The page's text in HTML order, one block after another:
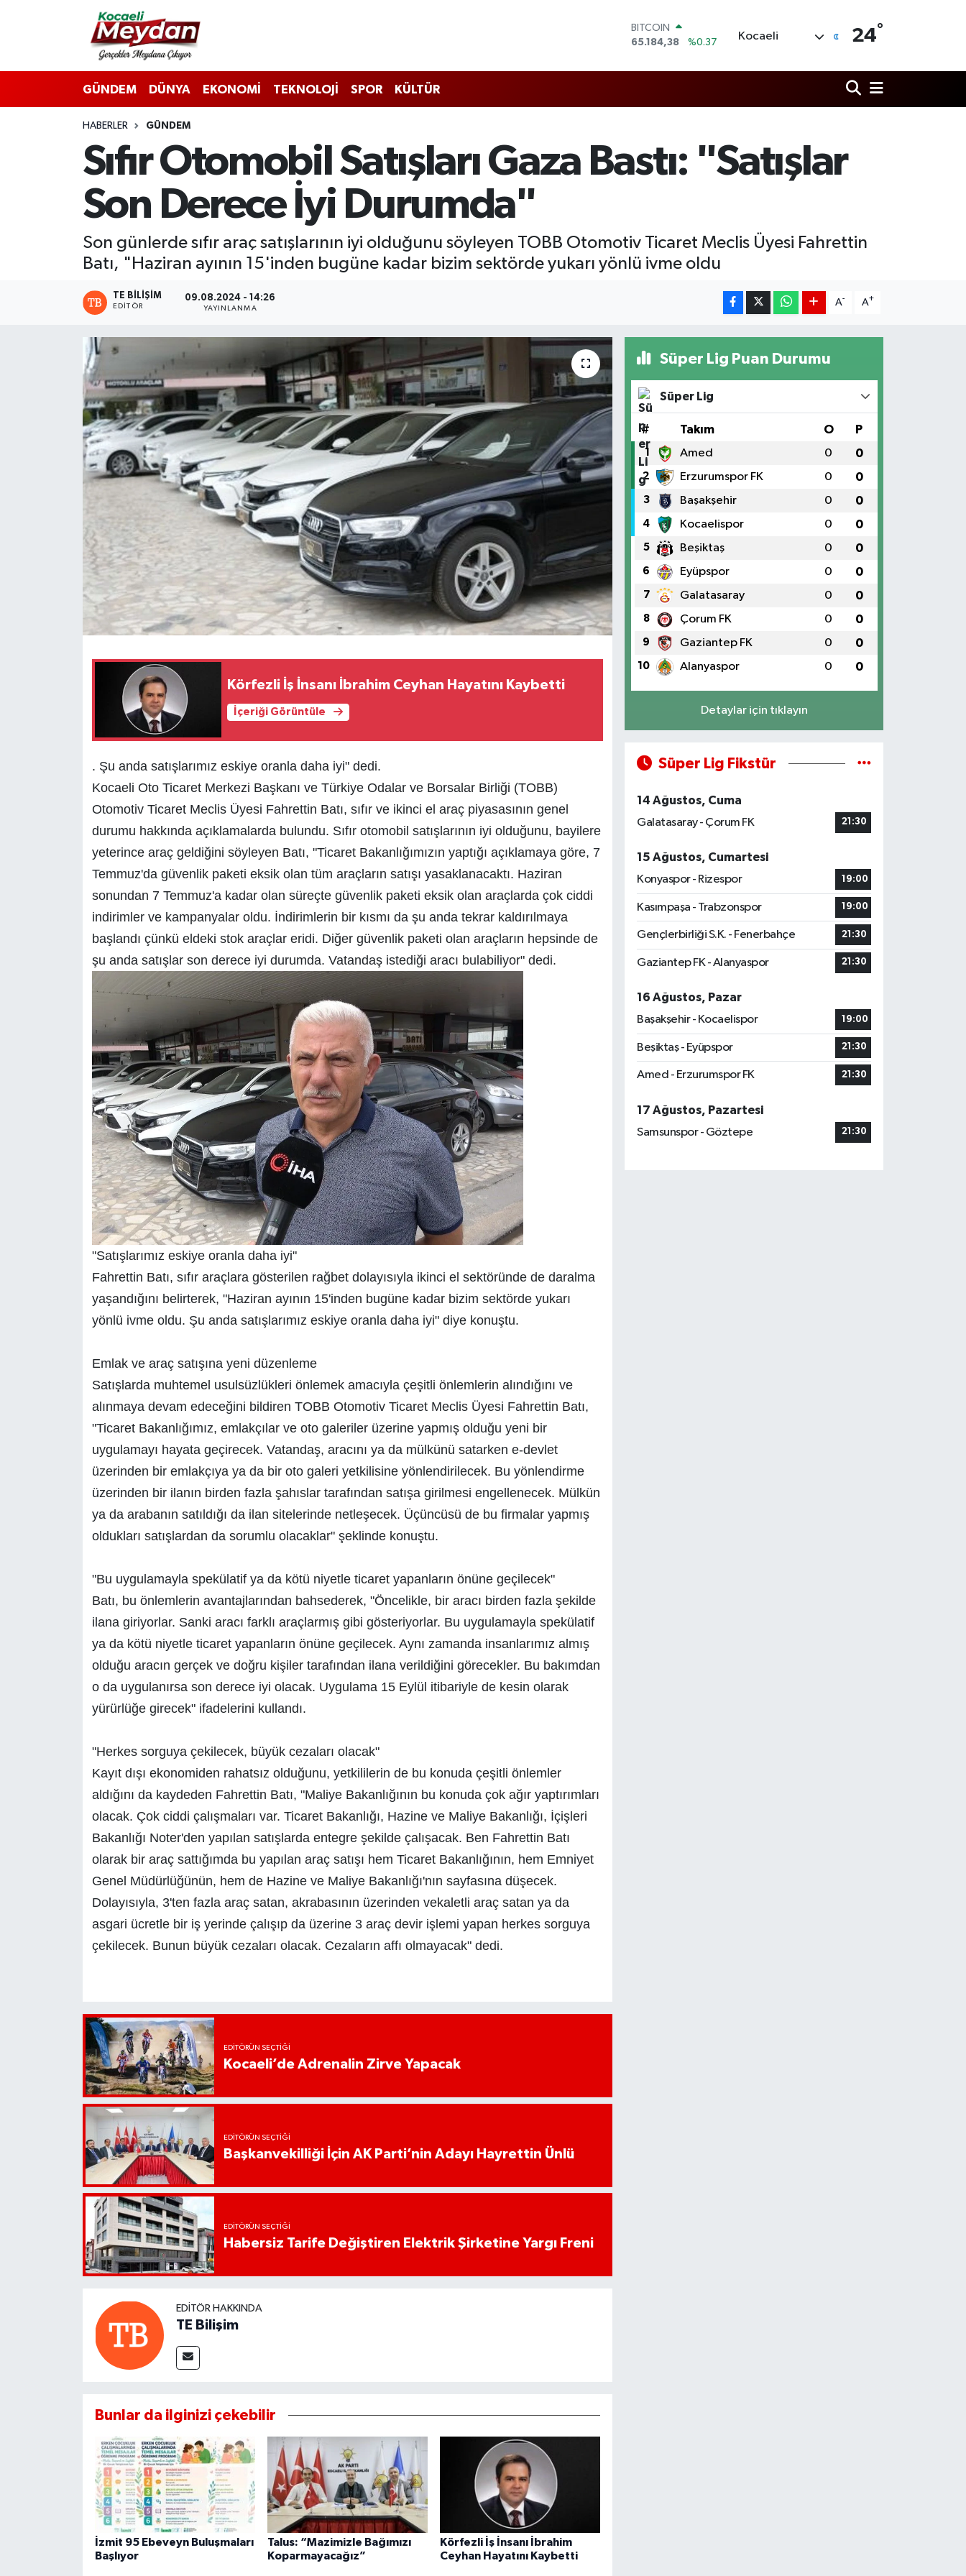
DOLAR
47,7239
%0.01
55,1823
%-0.06
13.779
%-14
BITCOIN
Kocaeli 24°
GÜNDEM DÜNYA EKONOMİ TEKNOLOJİ SPOR KÜLTÜR
HABERLER GÜNDEM
Sıfır Otomobil Satışları Gaza Bastı: "Satışlar
Son Derece İyi Durumda"
Son günlerde sıfır araç satışlarının iyi olduğunu söyleyen TOBB Otomotiv Ticaret Meclis Üyesi Fahrettin
Batı, "Haziran ayının 15'inden bugüne kadar bizim sektörde yukarı yönlü ivme oldu
TE BILIŞIM
EDITÖR
09.08.2024 - 14:26
YAYINLANMA
A- A+
Körfezli İş İnsanı İbrahim Ceyhan Hayatını Kaybetti
İçeriği Görüntüle
. Şu anda satışlarımız eskiye oranla daha iyi" dedi.
Kocaeli Oto Ticaret Merkezi Başkanı ve Türkiye Odalar ve Borsalar Birliği (TOBB)
Otomotiv Ticaret Meclis Üyesi Fahrettin Batı, sıfır ve ikinci el araç piyasasının genel
durumu hakkında açıklamalarda bulundu. Sıfır otomobil satışlarının iyi olduğunu, bayilere
yeterince araç geldiğini söyleyen Batı, "Ticaret Bakanlığımızın yaptığı açıklamaya göre, 7
Temmuz'da güvenlik paketi eksik olan tüm araçların satışı yasaklanacaktı. Haziran
sonundan 7 Temmuz'a kadar olan süreçte güvenlik paketi eksik olan araçlarda çok ciddi
indirimler ve kampanyalar oldu. İndirimlerin bir kısmı da şu anda tekrar kaldırılmaya
başlandı çünkü eldeki stok araçlar eridi. Diğer güvenlik paketi olan araçların hepsinde de
şu anda satışlar son derece iyi durumda. Vatandaş istediği aracı bulabiliyor" dedi.
"Satışlarımız eskiye oranla daha iyi"
Fahrettin Batı, sıfır araçlara gösterilen rağbet dolayısıyla ikinci el sektöründe de daralma
yaşandığını belirterek, "Haziran ayının 15'inden bugüne kadar bizim sektörde yukarı
yönlü ivme oldu. Şu anda satışlarımız eskiye oranla daha iyi" diye konuştu.
Emlak ve araç satışına yeni düzenleme
Satışlarda muhtemel usulsüzlükleri önlemek amacıyla çeşitli önlemlerin alındığını ve
alınmaya devam edeceğini bildiren TOBB Otomotiv Ticaret Meclis Üyesi Fahrettin Batı,
"Ticaret Bakanlığımız, emlakçılar ve oto galeriler üzerine yapmış olduğu yeni bir
uygulamayı hayata geçirecek. Vatandaş, aracını ya da mülkünü satarken e-devlet
üzerinden bir emlakçıya ya da bir oto galeri yetkilisine yönlendirilecek. Bu yönlendirme
üzerinden bir ilanın birden fazla şahıslar tarafından satışa girilmesi engellenecek. Mülkün
ya da arabanın satıldığı da ilan sitelerinde netleşecek. Üçüncüsü de bu firmalar yapmış
oldukları satışlardan da sorumlu olacaklar" şeklinde konuştu.
"Bu uygulamayla spekülatif ya da kötü niyetle ticaret yapanların önüne geçilecek"
Batı, bu önlemlerin avantajlarından bahsederek, "Öncelikle, bir aracı birden fazla şekilde
ilana giriyorlar. Sanki aracı farklı araçlarmış gibi gösteriyorlar. Bu uygulamayla spekülatif
ya da kötü niyetle ticaret yapanların önüne geçilecek. Aynı zamanda insanlarımız almış
olduğu aracın gerçek ve doğru kişiler tarafından ilana verildiğini görecekler. Bu bakımdan
o da uygulanırsa son derece iyi olacak. Uygulama 15 Eylül itibariyle de kesin olarak
yürürlüğe girecek" ifadelerini kullandı.
"Herkes sorguya çekilecek, büyük cezaları olacak"
Kayıt dışı ekonomiden rahatsız olduğunu, yetkililerin de bu konuda çeşitli önlemler
aldığını da kaydeden Fahrettin Batı, "Maliye Bakanlığının bu konuda çok ağır yaptırımları
olacak. Çok ciddi çalışmaları var. Ticaret Bakanlığı, Hazine ve Maliye Bakanlığı, İçişleri
Bakanlığı Noter'den yapılan satışlarda entegre şekilde çalışacak. Ben Fahrettin Batı
olarak bir araç sattığımda bu yapılan araç satışı hem Ticaret Bakanlığının, hem Emniyet
Genel Müdürlüğünün, hem de Hazine ve Maliye Bakanlığı'nın sayfasına düşecek.
Dolayısıyla, 3'ten fazla araç satan, akrabasının üzerinden vekaletli araç satan ya da
asgari ücretle bir iş yerinde çalışıp da üzerine 3 araç devir işlemi yapan herkes sorguya
çekilecek. Bunun büyük cezaları olacak. Cezaların affı olmayacak" dedi.
EDITÖRÜN SEÇTIĞI
Kocaeli’de Adrenalin Zirve Yapacak
EDITÖRÜN SEÇTIĞI
Başkanvekilliği İçin AK Parti’nin Adayı Hayrettin Ünlü
EDITÖRÜN SEÇTIĞI
Habersiz Tarife Değiştiren Elektrik Şirketine Yargı Freni
EDITÖR HAKKINDA
TE Bilişim
Bunlar da ilginizi çekebilir
İzmit 95 Ebeveyn Buluşmaları
Başlıyor
Talus: “Mazimizle Bağımızı
Koparmayacağız”
Körfezli İş İnsanı İbrahim
Ceyhan Hayatını Kaybetti
Süper Lig Puan Durumu
Süper Lig
# Takım O P
1 Amed 0 0
2 Erzurumspor FK 0 0
3 Başakşehir 0 0
4 Kocaelispor 0 0
5 Beşiktaş 0 0
6 Eyüpspor 0 0
7 Galatasaray 0 0
8 Çorum FK 0 0
9 Gaziantep FK 0 0
10 Alanyaspor 0 0
Detaylar için tıklayın
Süper Lig Fikstür
14 Ağustos, Cuma
Galatasaray - Çorum FK
21:30
15 Ağustos, Cumartesi
Konyaspor - Rizespor
19:00
Kasımpaşa - Trabzonspor 19:00
Gençlerbirliği S.K. - Fenerbahçe 21:30
Gaziantep FK - Alanyaspor 21:30
16 Ağustos, Pazar
Başakşehir - Kocaelispor
19:00
Beşiktaş - Eyüpspor 21:30
Amed - Erzurumspor FK 21:30
17 Ağustos, Pazartesi
Samsunspor - Göztepe
21:30
Nöbetçi Eczaneler
Hava Durumu
Trafik Durumu
Süper Lig Puan Durumu ve Fikstür
Tüm Manşetler
Son Dakika Haberleri